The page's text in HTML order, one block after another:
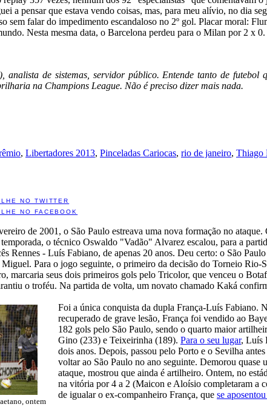
a pensar que estava vendo coisas, mas, para meu alívio, no dia
sem falar do impedimento escandaloso no 2º gol. Placar moral:
Nesta mesma data, o Barcelona perdeu para o Milan por 2 x 0.
de sistemas, servidor público. Entende tanto de futebol
na Champions League. Não é preciso dizer mais nada.
, Libertadores 2013, Pinceladas Cariocas, rio de janeiro, Thiago
NO TWITTER
NO FACEBOOK
de 2001, o São Paulo estreava uma nova formação no
o técnico Oswaldo "Vadão" Alvarez escalou, para a
Rennes - Luís Fabiano, de apenas 20 anos. Deu certo: o São
Para o jogo seguinte, o primeiro da decisão do Torneio
marcaria seus dois primeiros gols pelo Tricolor, que venceu o
o troféu. Na partida de volta, um novato chamado Kaká
ontem
Foi a única conquista da dupla França-Luís Fabiano.
recuperado de grave lesão, França foi vendido ao
182 gols pelo São Paulo, sendo o quarto maior
Gino (233) e Teixeirinha (189). Para o seu lugar, Luís
dois anos. Depois, passou pelo Porto e o Sevilha
voltar ao São Paulo no ano seguinte. Demorou quase
ataque, mostrou que ainda é artilheiro. Ontem, no
na vitória por 4 a 2 (Maicon e Aloísio completaram a
de igualar o ex-companheiro França, que se